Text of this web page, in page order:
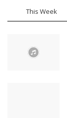
This Week